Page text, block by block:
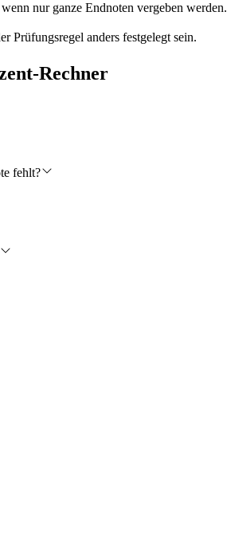
nur ganze Endnoten vergeben werden.
Prüfungsregel anders festgelegt sein.
Rechner
fehlt?